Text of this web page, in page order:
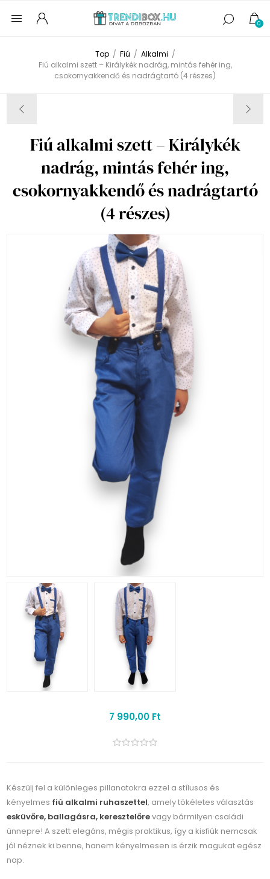
0
Top / Fiú / Alkalmi /
Fiú alkalmi szett – Királykék nadrág, mintás fehér ing,
csokornyakkendő és nadrágtartó (4 részes)
Fiú alkalmi szett – Királykék
nadrág, mintás fehér ing,
csokornyakkendő és nadrágtartó
(4 részes)
7 990,00 Ft
Készülj fel a különleges pillanatokra ezzel a stílusos és
kényelmes fiú alkalmi ruhaszettel, amely tökéletes választás
esküvőre, ballagásra, keresztelőrevagy bármilyen családi
ünnepre! A szett elegáns, mégis praktikus, így a kisfiúk nemcsak
jól néznek ki benne, hanem kényelmesen is érzik magukat egész
nap.